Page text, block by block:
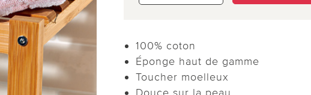
100% coton
Éponge haut de gamme
Toucher moelleux